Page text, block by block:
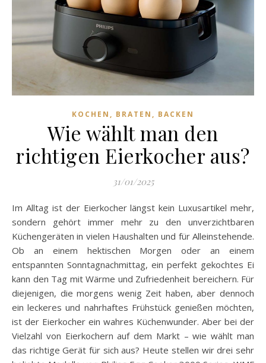
KOCHEN, BRATEN, BACKEN
Wie wählt man den
richtigen Eierkocher aus?
31/01/2025
Im Alltag ist der Eierkocher längst kein Luxusartikel mehr,
sondern gehört immer mehr zu den unverzichtbaren
Küchengeräten in vielen Haushalten und für Alleinstehende.
Ob an einem hektischen Morgen oder an einem
entspannten Sonntagnachmittag, ein perfekt gekochtes Ei
kann den Tag mit Wärme und Zufriedenheit bereichern. Für
diejenigen, die morgens wenig Zeit haben, aber dennoch
ein leckeres und nahrhaftes Frühstück genießen möchten,
ist der Eierkocher ein wahres Küchenwunder. Aber bei der
Vielzahl von Eierkochern auf dem Markt – wie wählt man
das richtige Gerät für sich aus? Heute stellen wir drei sehr